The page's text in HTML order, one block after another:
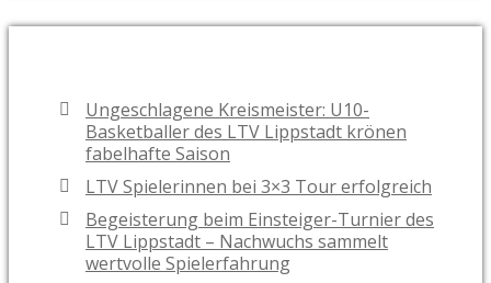
Ungeschlagene Kreismeister: U10-
Basketballer des LTV Lippstadt krönen
fabelhafte Saison
LTV Spielerinnen bei 3×3 Tour erfolgreich
Begeisterung beim Einsteiger-Turnier des
LTV Lippstadt – Nachwuchs sammelt
wertvolle Spielerfahrung